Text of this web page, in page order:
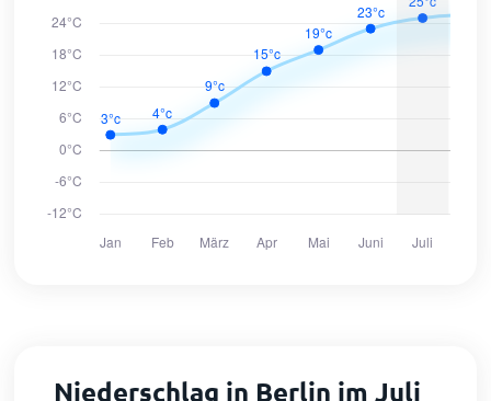
Niederschlag in Berlin im Juli